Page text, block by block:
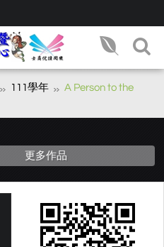
111學年
A Person to the
更多作品